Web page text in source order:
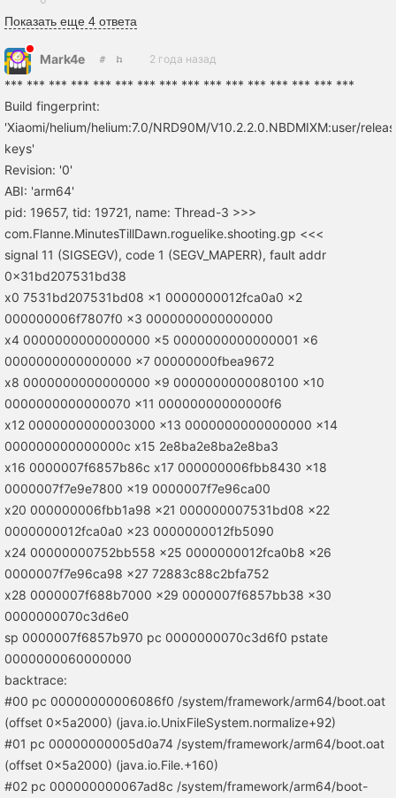
Показать еще 4 ответа
Mark4e 2 года назад
*** *** *** *** *** *** *** *** *** *** *** *** *** *** *** ***
Build fingerprint:
'Xiaomi/helium/helium:7.0/NRD90M/V10.2.2.0.NBDMIXM:user/
keys'
Revision: '0'
ABI: 'arm64'
pid: 19657, tid: 19721, name: Thread-3 >>>
com.Flanne.MinutesTillDawn.roguelike.shooting.gp <<<
signal 11 (SIGSEGV), code 1 (SEGV_MAPERR), fault addr
0x31bd207531bd38
x0 7531bd207531bd08 x1 0000000012fca0a0 x2
000000006f7807f0 x3 0000000000000000
x4 0000000000000000 x5 0000000000000001 x6
0000000000000000 x7 00000000fbea9672
x8 0000000000000000 x9 0000000000080100 x10
0000000000000070 x11 00000000000000f6
x12 0000000000003000 x13 0000000000000000 x14
000000000000000c x15 2e8ba2e8ba2e8ba3
x16 0000007f6857b86c x17 000000006fbb8430 x18
0000007f7e9e7800 x19 0000007f7e96ca00
x20 000000006fbb1a98 x21 000000007531bd08 x22
0000000012fca0a0 x23 0000000012fb5090
x24 00000000752bb558 x25 0000000012fca0b8 x26
0000007f7e96ca98 x27 72883c88c2bfa752
x28 0000007f688b7000 x29 0000007f6857bb38 x30
0000000070c3d6e0
sp 0000007f6857b970 pc 0000000070c3d6f0 pstate
0000000060000000
backtrace:
#00 pc 00000000006086f0 /system/framework/arm64/boot.oat
(offset 0x5a2000) (java.io.UnixFileSystem.normalize+92)
#01 pc 00000000005d0a74 /system/framework/arm64/boot.oat
(offset 0x5a2000) (java.io.File.+160)
#02 pc 000000000067ad8c /system/framework/arm64/boot-